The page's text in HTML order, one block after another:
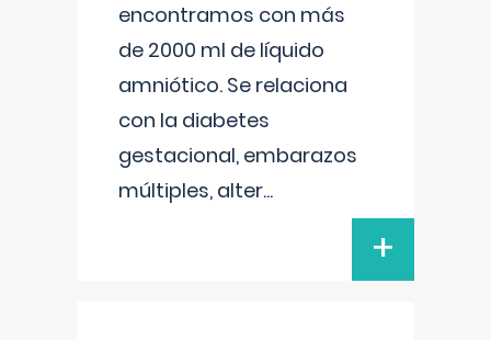
encontramos con más
de 2000 ml de líquido
amniótico. Se relaciona
con la diabetes
gestacional, embarazos
múltiples, alter...
+